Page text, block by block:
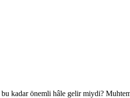
kadar önemli hâle gelir miydi?